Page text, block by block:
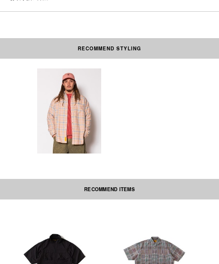
素材の性質上、多少収縮する可能性があります。洗濯後、形を整えて干して
下さい。お洗濯の際は、必ずネットに入れて洗ってください。なお自動乾燥
機(タンブラー)の御使用はおさけ下さい。刺繍部分・ネーム部分にはアイロ
ンを当てないで下さい。この商品は、生地の表面に糸の塊(ネップ)や太さの
異なる糸がランダムに現れるネップ生地を使用しています。この独特な風合
いはデザイン上の特性であり、不良ではございません。また、着用やお洗濯
本製品は中国製です。
RECOMMEND STYLING
RECOMMEND ITEMS